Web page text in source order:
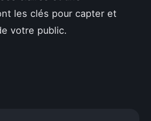
les clés pour capter et
votre public.